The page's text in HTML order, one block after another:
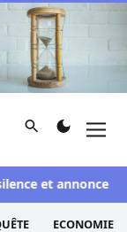
d'investigation
Rechercher
et annonce
ECONOMIE